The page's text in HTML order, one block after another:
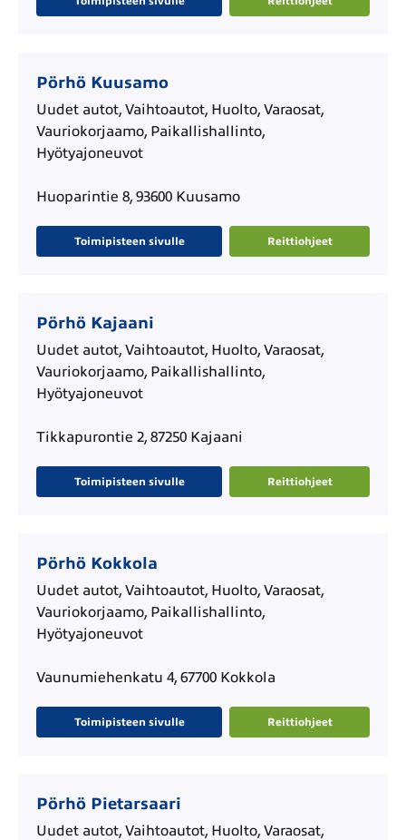
Pörhö Kuusamo
Uudet autot, Vaihtoautot, Huolto, Varaosat,
Vauriokorjaamo, Paikallishallinto,
Hyötyajoneuvot
Huoparintie 8, 93600 Kuusamo
Toimipisteen sivulle Reittiohjeet
Pörhö Kajaani
Uudet autot, Vaihtoautot, Huolto, Varaosat,
Vauriokorjaamo, Paikallishallinto,
Hyötyajoneuvot
Tikkapurontie 2, 87250 Kajaani
Toimipisteen sivulle Reittiohjeet
Pörhö Kokkola
Uudet autot, Vaihtoautot, Huolto, Varaosat,
Vauriokorjaamo, Paikallishallinto,
Hyötyajoneuvot
Vaunumiehenkatu 4, 67700 Kokkola
Toimipisteen sivulle Reittiohjeet
Pörhö Pietarsaari
Uudet autot, Vaihtoautot, Huolto, Varaosat,